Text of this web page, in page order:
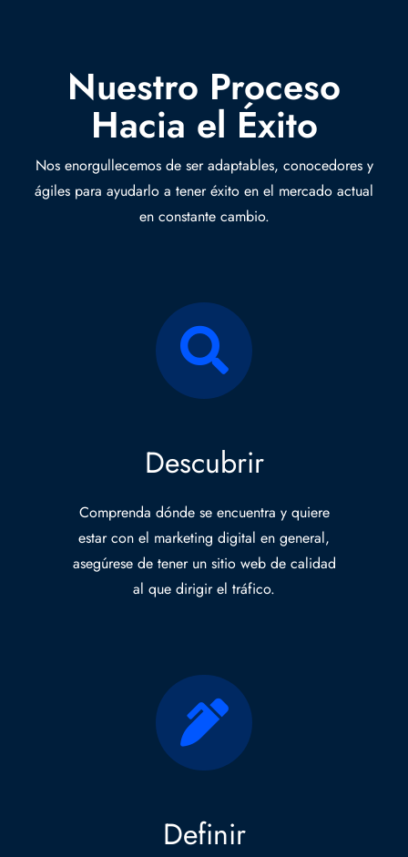
Nuestro Proceso
Hacia el Éxito
Nos enorgullecemos de ser adaptables, conocedores y
ágiles para ayudarlo a tener éxito en el mercado actual
en constante cambio.
Descubrir
Comprenda dónde se encuentra y quiere
estar con el marketing digital en general,
asegúrese de tener un sitio web de calidad
al que dirigir el tráfico.
Definir